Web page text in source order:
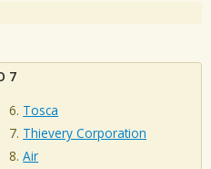
7
Tosca
Thievery Corporation
Air